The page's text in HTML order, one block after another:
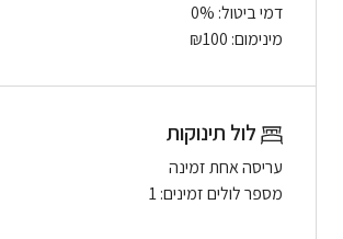
דמי ביטול: 0%
מינימום: ₪100
לול תינוקות
עריסה אחת זמינה
מספר לולים זמינים: 1